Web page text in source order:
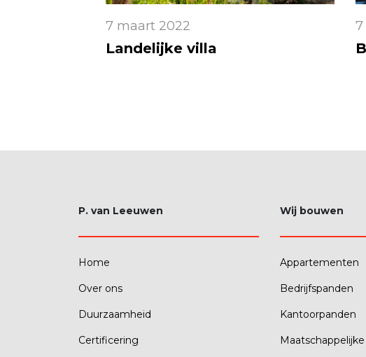
7 maart 2022
Landelijke villa
P. van Leeuwen
Home
Over ons
Duurzaamheid
Certificering
Wij bouwen
Appartementen
Bedrijfspanden
Kantoorpanden